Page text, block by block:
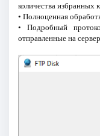
количества избранных
• Полноценная
• Подробный
отправленные на